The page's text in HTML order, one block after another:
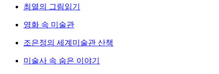
최열의 그림읽기
영화 속 미술관
조은정의 세계미술관 산책
미술사 속 숨은 이야기